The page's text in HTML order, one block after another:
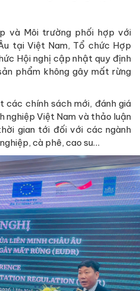
và Môi trường phối hợp với
tại Việt Nam, Tổ chức Hợp
Hội nghị cập nhật quy định
phẩm không gây mất rừng
chính sách mới, đánh giá
nghiệp Việt Nam và thảo luận
gian tới đối với các ngành
cà phê, cao su…